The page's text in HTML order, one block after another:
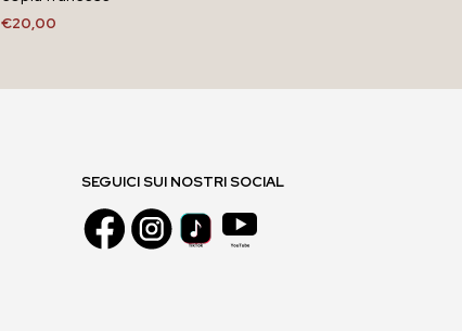
€20,00
SEGUICI SUI NOSTRI SOCIAL